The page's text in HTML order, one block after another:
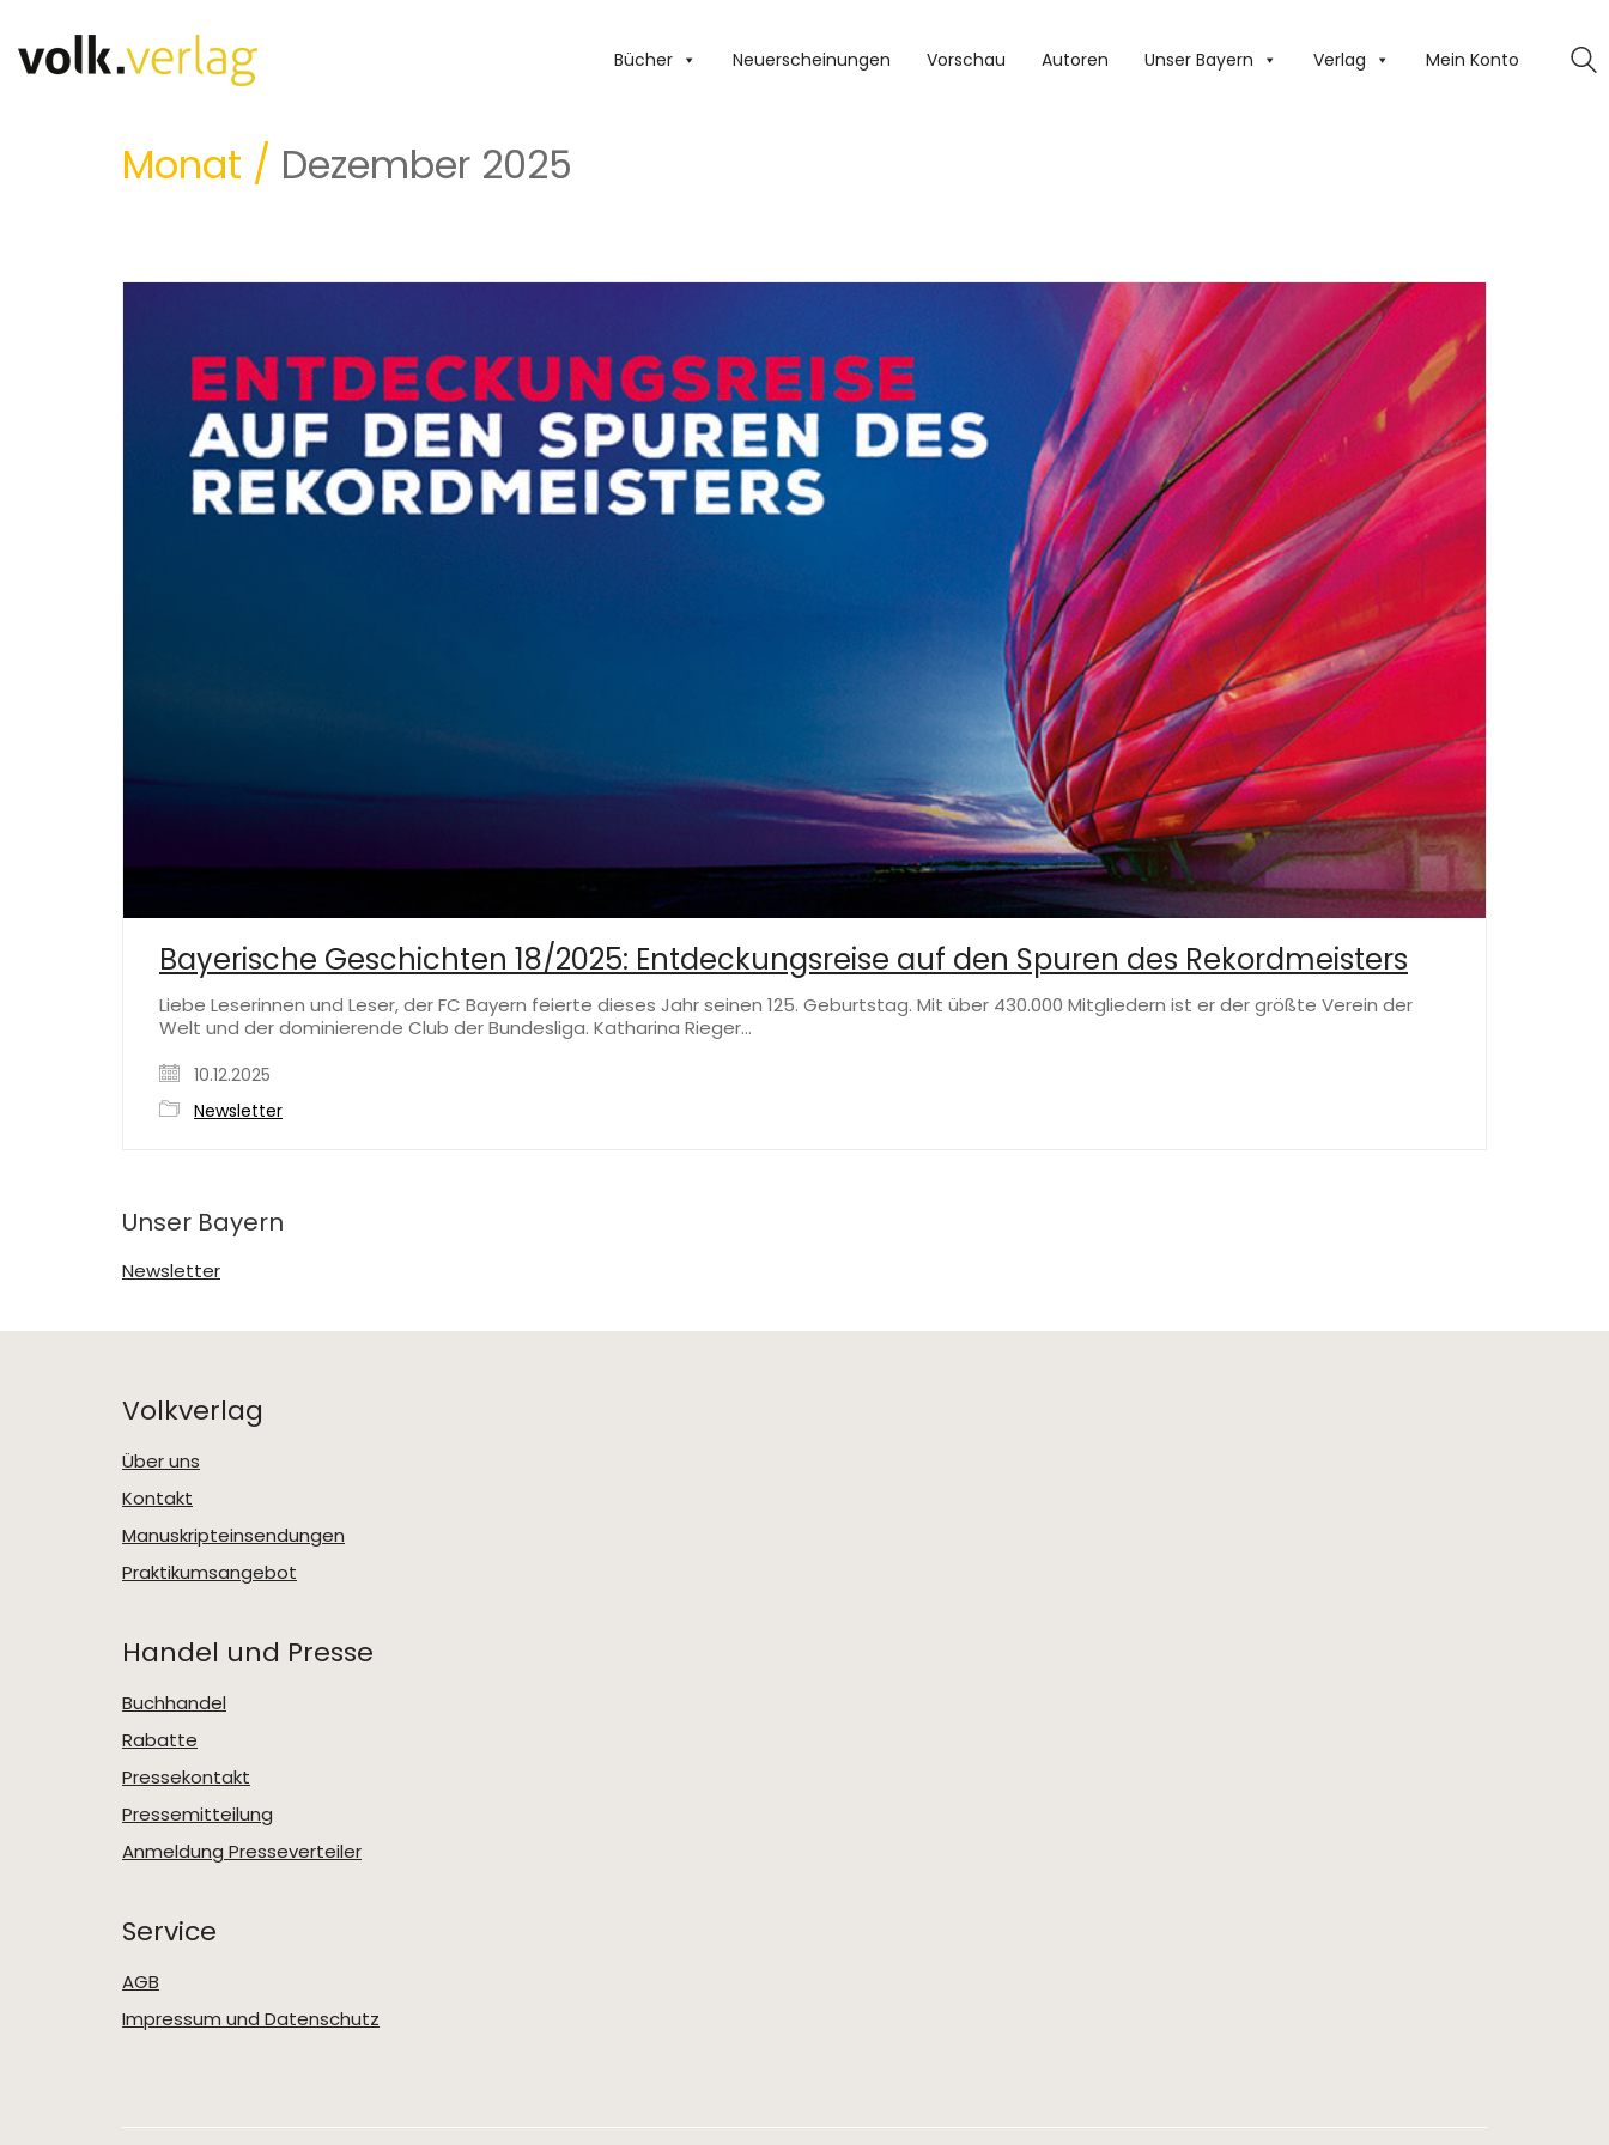
Bücher Neuerscheinungen Vorschau Autoren Unser Bayern Verlag Mein Konto
Monat / Dezember 2025
Bayerische Geschichten 18/2025: Entdeckungsreise auf den Spuren des Rekordmeisters
Liebe Leserinnen und Leser, der FC Bayern feierte dieses Jahr seinen 125. Geburtstag. Mit über 430.000 Mitgliedern ist er der größte Verein der
Welt und der dominierende Club der Bundesliga. Katharina Rieger…
10.12.2025
Newsletter
Unser Bayern
Newsletter
Volkverlag
Über uns
Kontakt
Manuskripteinsendungen
Praktikumsangebot
Handel und Presse
Buchhandel
Rabatte
Pressekontakt
Pressemitteilung
Anmeldung Presseverteiler
Service
AGB
Impressum und Datenschutz